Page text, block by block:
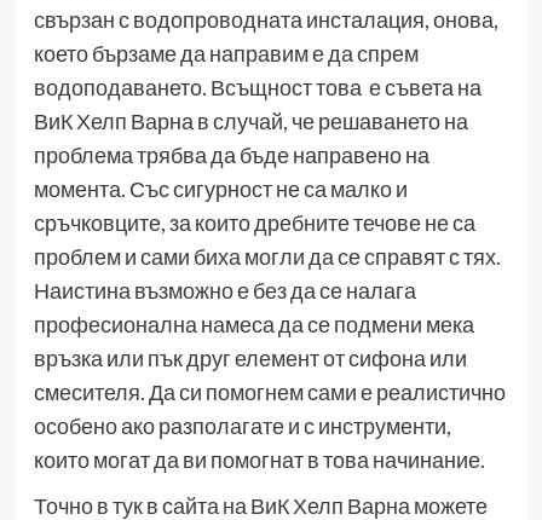
свързан с водопроводната инсталация, онова,
което бързаме да направим е да спрем
водоподаването. Всъщност това е съвета на
ВиК Хелп Варна в случай, че решаването на
проблема трябва да бъде направено на
момента. Със сигурност не са малко и
сръчковците, за които дребните течове не са
проблем и сами биха могли да се справят с тях.
Наистина възможно е без да се налага
професионална намеса да се подмени мека
връзка или пък друг елемент от сифона или
смесителя. Да си помогнем сами е реалистично
особено ако разполагате и с инструменти,
които могат да ви помогнат в това начинание.
Точно в тук в сайта на ВиК Хелп Варна можете